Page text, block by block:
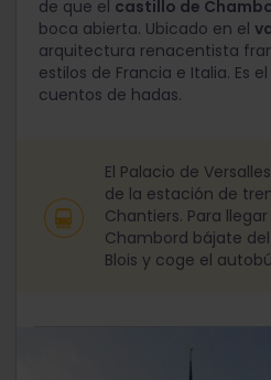
de que el castillo de
boca abierta. Ubicado en el
arquitectura renacentista
estilos de Francia e Italia. Es
cuentos de hadas.
El Palacio de
de la estación de
Chantiers. Para
Chambord bájate
Blois y coge el